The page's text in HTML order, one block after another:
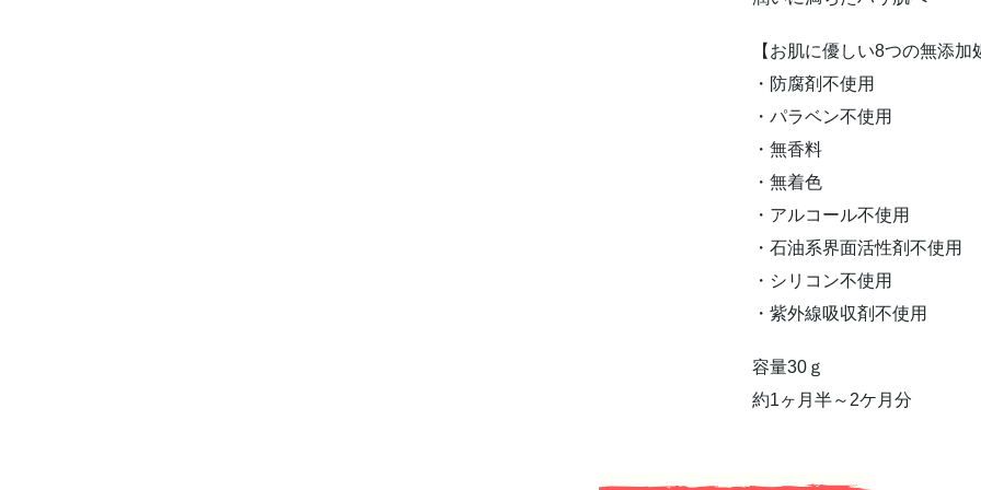
【お肌に優しい8つの無添加
・防腐剤不使用
・パラベン不使用
・無香料
・無着色
・アルコール不使用
・石油系界面活性剤不使用
・シリコン不使用
・紫外線吸収剤不使用
容量30ｇ
約1ヶ月半～2ケ月分